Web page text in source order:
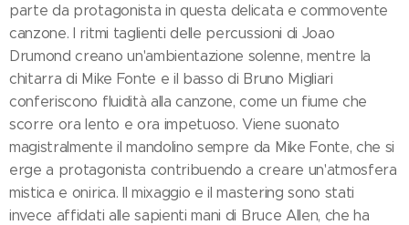
parte da protagonista in questa delicata e commovente
canzone. I ritmi taglienti delle percussioni di Joao
Drumond creano un'ambientazione solenne, mentre la
chitarra di Mike Fonte e il basso di Bruno Migliari
conferiscono fluidità alla canzone, come un fiume che
scorre ora lento e ora impetuoso. Viene suonato
magistralmente il mandolino sempre da Mike Fonte, che si
erge a protagonista contribuendo a creare un'atmosfera
mistica e onirica. Il mixaggio e il mastering sono stati
invece affidati alle sapienti mani di Bruce Allen, che ha